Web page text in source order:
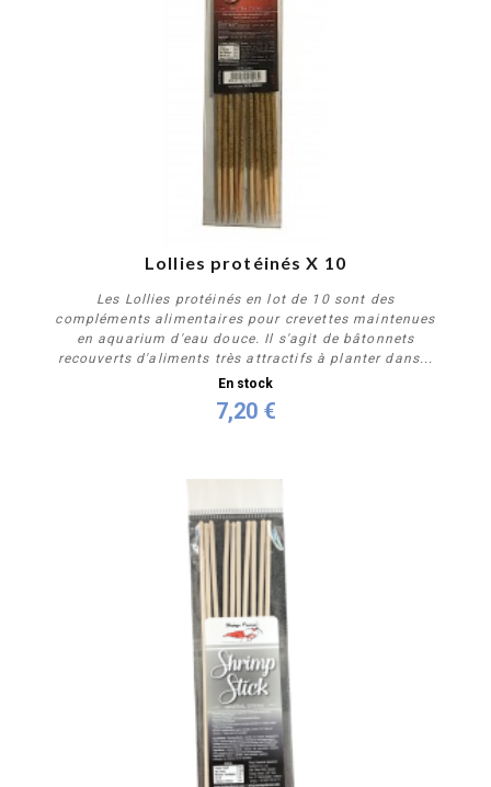
Lollies protéinés X 10
Les Lollies protéinés en lot de 10 sont des
compléments alimentaires pour crevettes maintenues
en aquarium d'eau douce. Il s'agit de bâtonnets
recouverts d'aliments très attractifs à planter dans...
En stock
7,20 €